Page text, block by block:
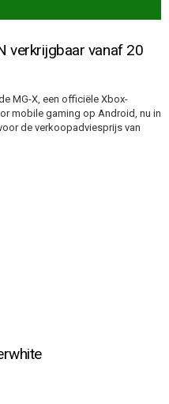
verkrijgbaar vanaf 20
MG-X, een officiële Xbox-
mobile gaming op Android, nu in
de verkoopadviesprijs van